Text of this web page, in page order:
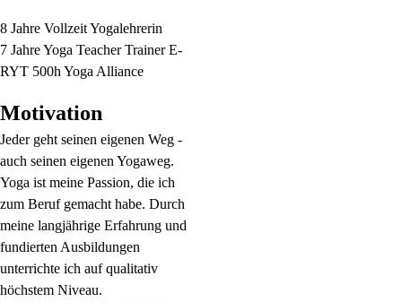
8 Jahre Vollzeit Yogalehrerin
7 Jahre Yoga Teacher Trainer E-
RYT 500h Yoga Alliance
Motivation
Jeder geht seinen eigenen Weg -
auch seinen eigenen Yogaweg.
Yoga ist meine Passion, die ich
zum Beruf gemacht habe. Durch
meine langjährige Erfahrung und
fundierten Ausbildungen
unterrichte ich auf qualitativ
höchstem Niveau.